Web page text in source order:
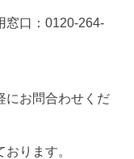
窓口：0120-264-
にお問合わせくだ
ります。